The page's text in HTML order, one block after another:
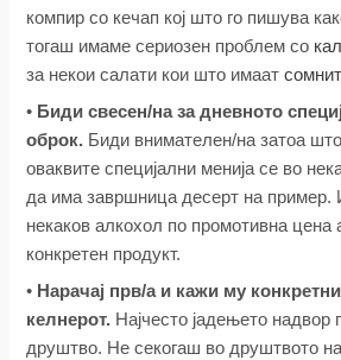
компир со кечап кој што го пишува
тогаш имаме сериозен проблем со
за некои салати кои што имаат
• Биди свесен/на за дневното
оброк. Биди внимателен/на затоа
оваквите специјални менија се во
да има завршница десерт на пример.
некаков алкохол по промотивна цена
конкретен продукт.
• Нарачај прв/а и кажи му
келнерот. Најчесто јадењето надвор
друштво. Не секогаш во друштвото